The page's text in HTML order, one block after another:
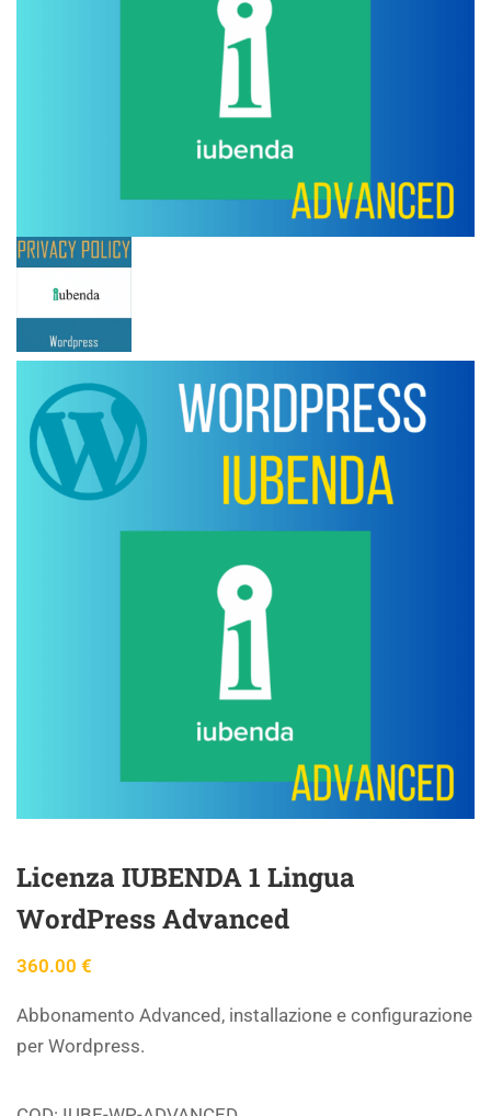
Licenza IUBENDA 1 Lingua
WordPress Advanced
360.00 €
Abbonamento Advanced, installazione e configurazione
per Wordpress.